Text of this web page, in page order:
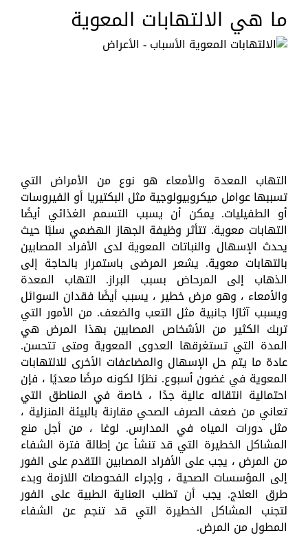
ما هي الالتهابات المعوية
التهاب المعدة والأمعاء هو نوع من الأمراض التي
تسببها عوامل ميكروبيولوجية مثل البكتيريا أو الفيروسات
أو الطفيليات. يمكن أن يسبب التسمم الغذائي أيضًا
التهابات معوية. تتأثر وظيفة الجهاز الهضمي سلبًا حيث
يحدث الإسهال والنباتات المعوية لدى الأفراد المصابين
بالتهابات معوية. يشعر المرضى باستمرار بالحاجة إلى
الذهاب إلى المرحاض بسبب البراز. التهاب المعدة
والأمعاء ، وهو مرض خطير ، يسبب أيضًا فقدان السوائل
ويسبب آثارًا جانبية مثل التعب والضعف. من الأمور التي
تربك الكثير من الأشخاص المصابين بهذا المرض هي
المدة التي تستغرقها العدوى المعوية ومتى تتحسن.
عادة ما يتم حل الإسهال والمضاعفات الأخرى للالتهابات
المعوية في غضون أسبوع. نظرًا لكونه مرضًا معديًا ، فإن
احتمالية انتقاله عالية جدًا ، خاصة في المناطق التي
تعاني من ضعف الصرف الصحي مقارنة بالبيئة المنزلية ،
مثل دورات المياه في المدارس. لوغا ، من أجل منع
المشاكل الخطيرة التي قد تنشأ عن إطالة فترة الشفاء
من المرض ، يجب على الأفراد المصابين التقدم على الفور
إلى المؤسسات الصحية ، وإجراء الفحوصات اللازمة وبدء
طرق العلاج. يجب أن تطلب العناية الطبية على الفور
لتجنب المشاكل الخطيرة التي قد تنجم عن الشفاء
المطول من المرض.